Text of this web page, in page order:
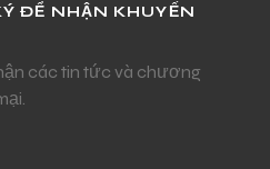
ĐỂ NHẬN KHUYẾN
các tin tức và chương